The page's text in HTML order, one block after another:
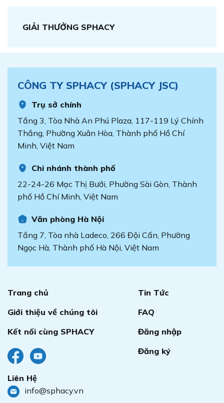
GIẢI THƯỞNG SPHACY
CÔNG TY SPHACY (SPHACY JSC)
Trụ sở chính
Tầng 3, Tòa Nhà An Phú Plaza, 117-119 Lý Chính
Thắng, Phường Xuân Hòa, Thành phố Hồ Chí
Minh, Việt Nam
Chi nhánh thành phố
22-24-26 Mạc Thị Bưởi, Phường Sài Gòn, Thành
phố Hồ Chí Minh, Việt Nam
Văn phòng Hà Nội
Tầng 7, Tòa nhà Ladeco, 266 Đội Cấn, Phường
Ngọc Hà, Thành phố Hà Nội, Việt Nam
Trang chủ
Giới thiệu về chúng tôi
Kết nối cùng SPHACY
Liên Hệ
info@sphacy.vn
Tin Tức
FAQ
Đăng nhập
Đăng ký